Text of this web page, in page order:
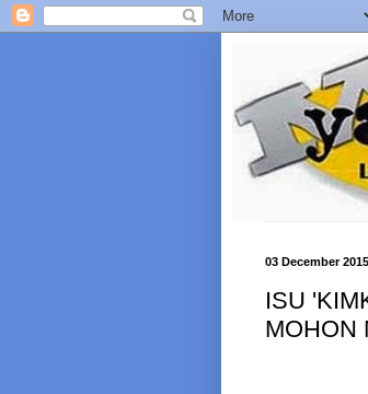
03 December 2015
ISU
MOHON